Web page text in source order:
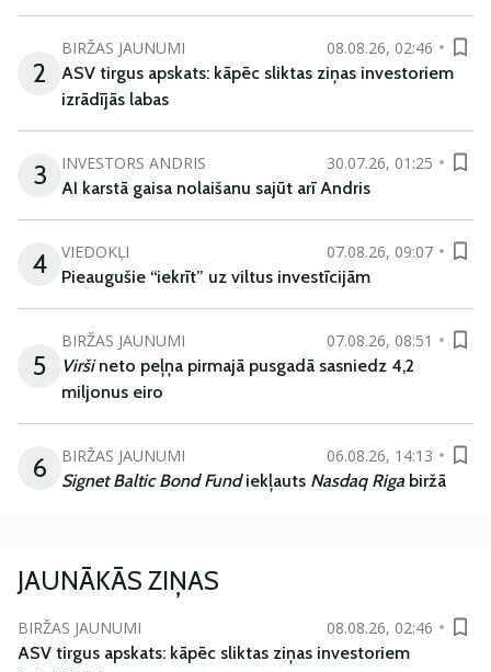
2
BIRŽAS JAUNUMI
08.08.26, 02:46
ASV tirgus apskats: kāpēc sliktas ziņas investoriem
izrādījās labas
3 INVESTORS ANDRIS
30.07.26, 01:25
AI karstā gaisa nolaišanu sajūt arī Andris
4 VIEDOKĻI
07.08.26, 09:07
Pieaugušie “iekrīt” uz viltus investīcijām
5
BIRŽAS JAUNUMI
07.08.26, 08:51
Viršineto peļņa pirmajā pusgadā sasniedz 4,2
miljonus eiro
6 BIRŽAS JAUNUMI
06.08.26, 14:13
Signet Baltic Bond Fundiekļauts Nasdaq Riga biržā
JAUNĀKĀS ZIŅAS
BIRŽAS JAUNUMI
08.08.26, 02:46
ASV tirgus apskats: kāpēc sliktas ziņas investoriem